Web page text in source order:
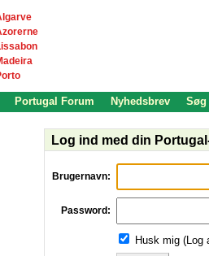
Portugal Forum Nyhedsbrev Søg
Log ind med din
Brugernavn:
Password:
Husk mig (Log